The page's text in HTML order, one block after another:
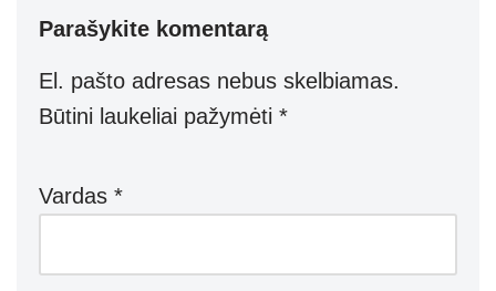
Parašykite komentarą
El. pašto adresas nebus skelbiamas.
Būtini laukeliai pažymėti *
Vardas *